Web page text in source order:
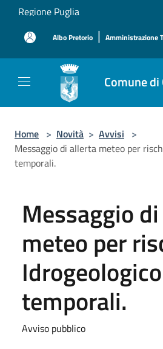
Salta al contenuto principale
Regione Puglia
Albo Pretorio | Amministrazione
Comune
Home > Novità > Avvisi >
Messaggio di allerta meteo per
temporali.
Messaggio
meteo per
temporali.
Avviso pubblico